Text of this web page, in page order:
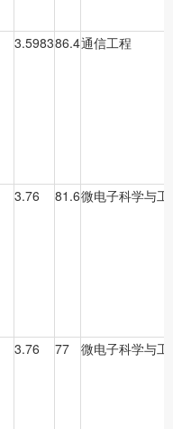
3.598386.4通信工程
3.76 81.6微电子科学与工
3.76 77 微电子科学与工